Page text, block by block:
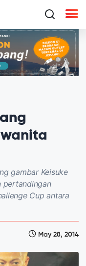
gambar Keisuke
pertandingan
Cup antara
May 28, 2014